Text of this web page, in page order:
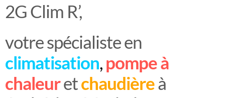
2G Clim R’,
votre spécialiste en
climatisation,pompe à
chaleuretchaudièreà